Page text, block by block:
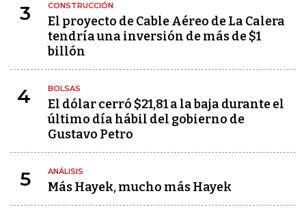
3 CONSTRUCCIÓN
El proyecto de Cable Aéreo de La Calera
tendría una inversión de más de $1
billón
4 BOLSAS
El dólar cerró $21,81 a la baja durante el
último día hábil del gobierno de
Gustavo Petro
5 ANÁLISIS
Más Hayek, mucho más Hayek